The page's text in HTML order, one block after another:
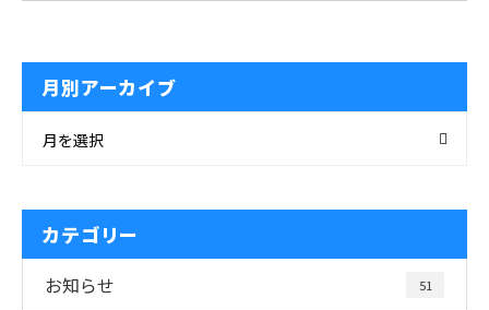
月別アーカイブ
月を選択
カテゴリー
お知らせ 51